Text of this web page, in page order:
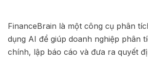
FinanceBrain là một công cụ phân
dụng AI để giúp doanh nghiệp phân
chính, lập báo cáo và đưa ra quyết